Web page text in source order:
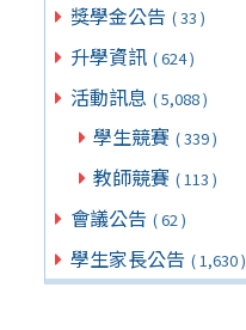
獎學金公告 ( 33 )
升學資訊 ( 624 )
活動訊息 ( 5,088 )
學生競賽 ( 339 )
教師競賽 ( 113 )
會議公告 ( 62 )
學生家長公告 ( 1,630 )